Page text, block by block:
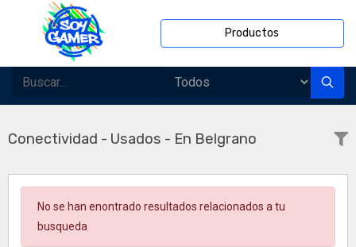
Productos
Conectividad - Usados - En Belgrano
No se han enontrado resultados relacionados a tu
busqueda